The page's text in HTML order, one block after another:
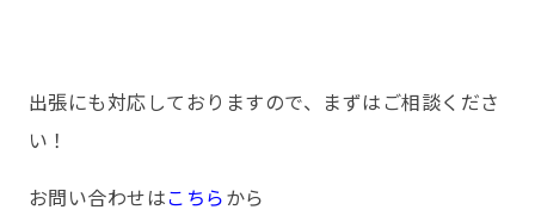
出張にも対応しておりますので、まずはご相談くださ
い！
お問い合わせはこちらから